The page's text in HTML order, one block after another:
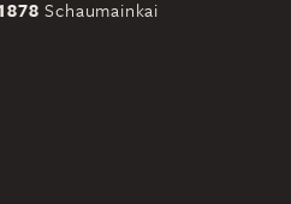
Schaumainkai